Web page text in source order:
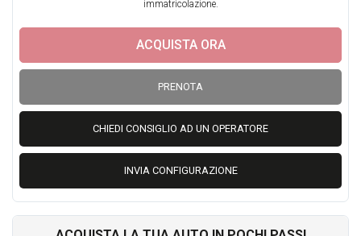
5) Puoi Finanziare la Tua Nuova auto
6) Formula Soddisfatto o rimborsato
7) Qualita' a 5 Stelle!
Formula soddisfatto o Rimborsato:
Dal ricevimento del veicolo avrai 21 giorni o 500 Km di prova
Potrai quindi testare e provare il tuo nuovo veicolo e se non
immatricolazione.
ACQUISTA ORA
PRENOTA
CHIEDI CONSIGLIO AD UN OPERATORE
INVIA CONFIGURAZIONE